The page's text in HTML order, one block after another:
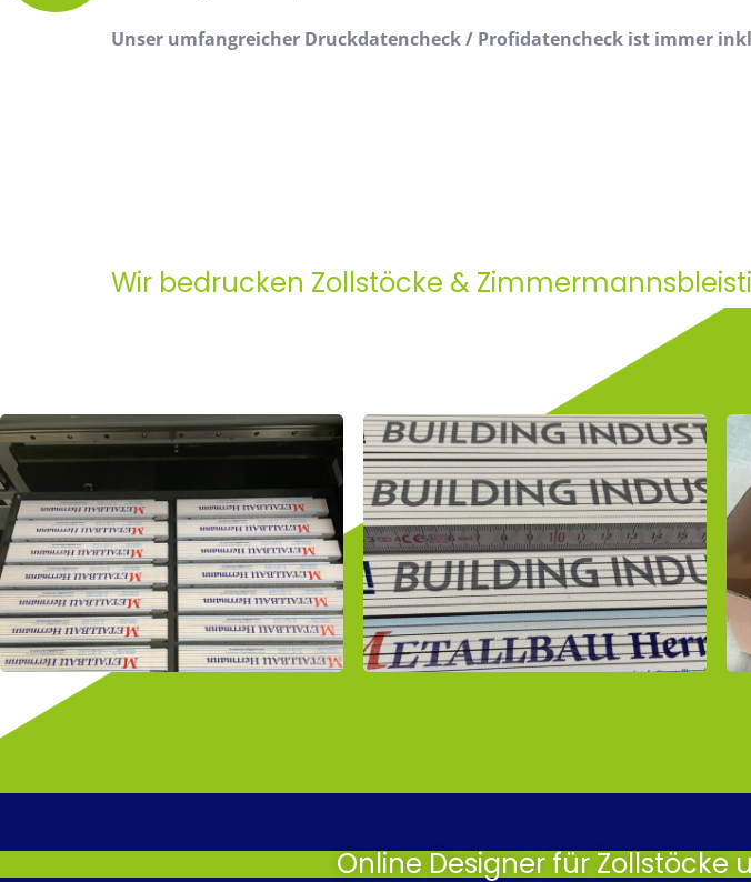
Unser umfangreicher Druckdatencheck / Profidatencheck ist immer
Wir bedrucken Zollstöcke &
Online Designer für